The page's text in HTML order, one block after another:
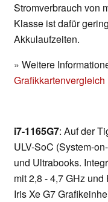
Stromverbrauch von
Klasse ist dafür
Akkulaufzeiten.
» Weitere
Grafikkartenvergleich
i7-1165G7: Auf der
ULV-SoC (System-
und Ultrabooks.
mit 2,8 - 4,7 GHz
Iris Xe G7